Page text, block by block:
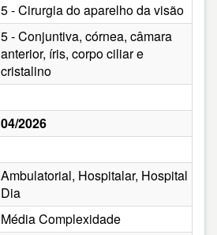
5 - Cirurgia do aparelho da visão
5 - Conjuntiva, córnea, câmara
anterior, íris, corpo ciliar e
cristalino
04/2026
Ambulatorial, Hospitalar, Hospital
Dia
Média Complexidade